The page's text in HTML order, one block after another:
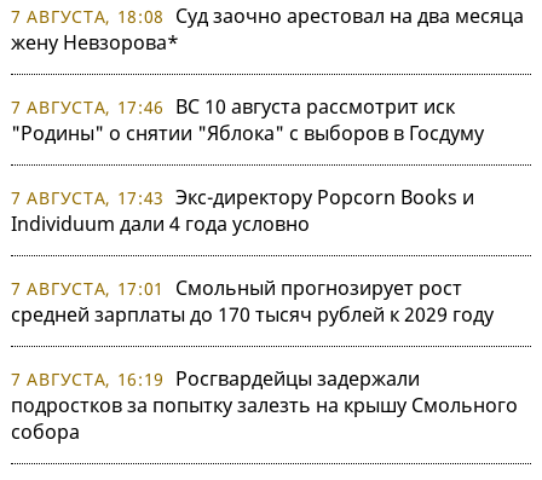
7 АВГУСТА, 18:08
Суд заочно арестовал на два месяца
жену Невзорова*
7 АВГУСТА, 17:46
ВС 10 августа рассмотрит иск
"Родины" о снятии "Яблока" с выборов в Госдуму
7 АВГУСТА, 17:43 Экс-директору Popcorn Books и
Individuum дали 4 года условно
7 АВГУСТА, 17:01
Смольный прогнозирует рост
средней зарплаты до 170 тысяч рублей к 2029 году
7 АВГУСТА, 16:19
Росгвардейцы задержали
подростков за попытку залезть на крышу Смольного
собора